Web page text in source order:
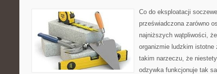
Co do eksploatacji
przeświadczona zarówno
najniższych wątpliwości,
organizmie ludzkim istotne
takim narzeczu, że
odzywka funkcjonuje tak